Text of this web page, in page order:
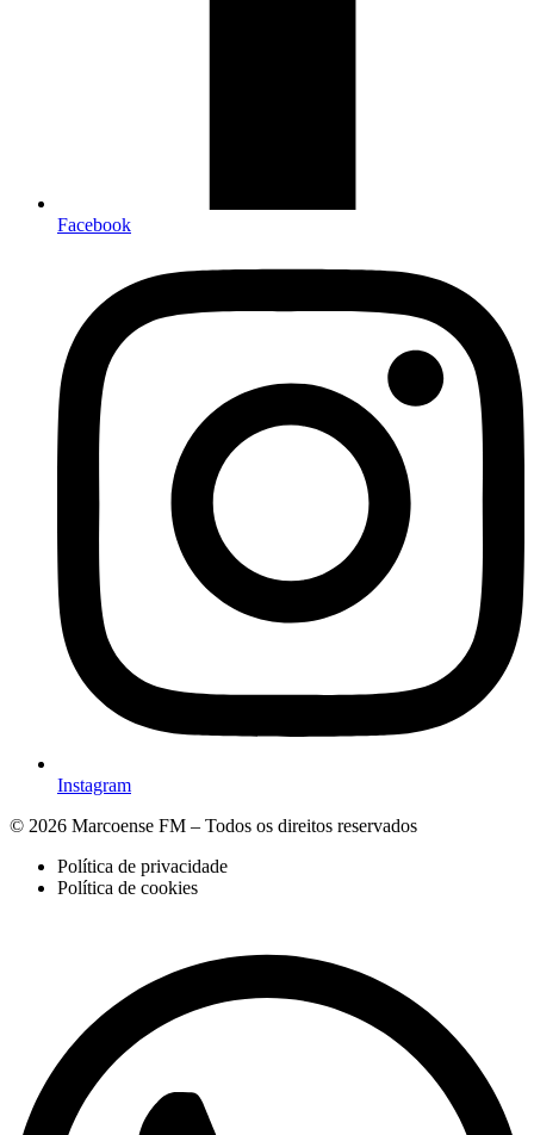
Facebook
Instagram
© 2026 Marcoense FM – Todos os direitos reservados
Política de privacidade
Política de cookies